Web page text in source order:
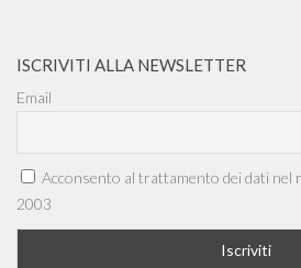
ISCRIVITI ALLA NEWSLETTER
Email
Acconsento al trattamento dei dati nel
2003